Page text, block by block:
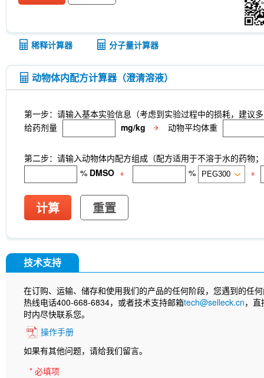
稀释计算器 分子量计算器
动物体内配方计算器（澄清溶液）
第一步：请输入基本实验信息（考虑到实验过程中的损耗，建议
给药剂量
mg/kg 动物平均体重
第二步：请输入动物体内配方组成（配方适用于不溶于水的药物
% DMSO + % +
计算 重置
技术支持
在订购、运输、储存和使用我们的产品的任何阶段，您遇到的任
热线电话400-668-6834，或者技术支持邮箱tech@selleck.cn，
时内尽快联系您。
操作手册
如果有其他问题，请给我们留言。
* 必填项